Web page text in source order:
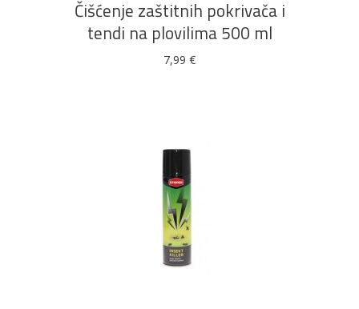
Čišćenje zaštitnih pokrivača i
tendi na plovilima 500 ml
7,99 €